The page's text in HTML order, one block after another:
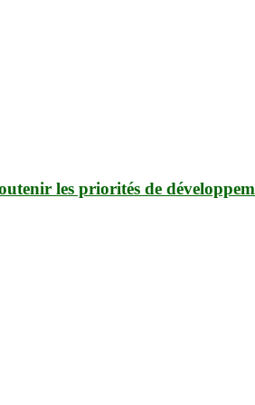
les priorités de